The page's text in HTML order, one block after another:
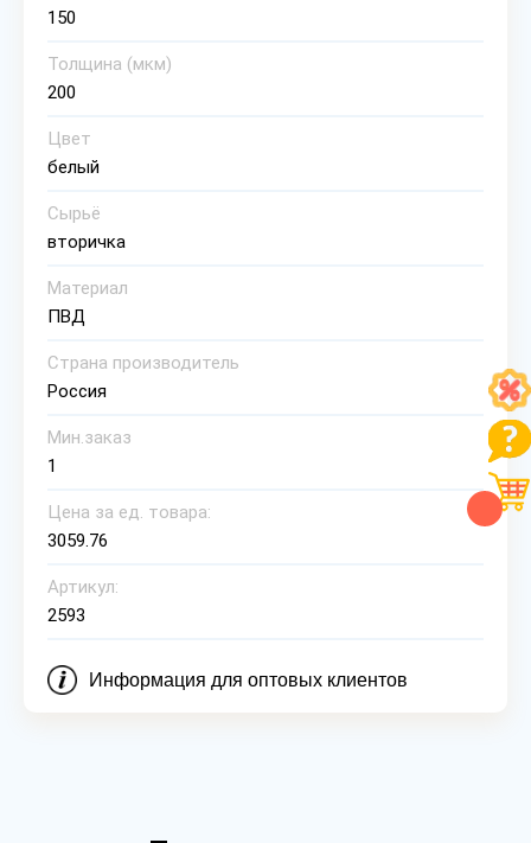
150
Толщина (мкм)
200
Цвет
белый
Сырьё
вторичка
Материал
ПВД
Страна производитель
Россия
Мин.заказ
1
Цена за ед. товара:
3059.76
Артикул:
2593
Информация для оптовых клиентов